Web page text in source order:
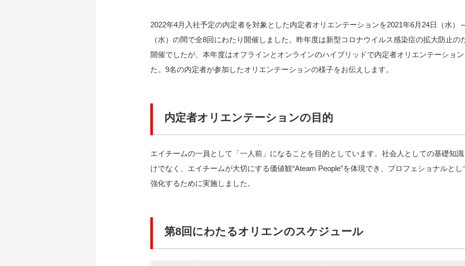
2022年4月入社予定の内定者を対象とした内定者オリエンテーションを2021年6月24日（水）
（水）の間で全8回にわたり開催しました。昨年度は新型コロナウイルス感染症の拡大防止の
開催でしたが、本年度はオフラインとオンラインのハイブリッドで内定者オリエンテーショ
た。9名の内定者が参加したオリエンテーションの様子をお伝えします。
内定者オリエンテーションの目的
エイチームの一員として「一人前」になることを目的としています。社会人としての基礎知
けでなく、エイチームが大切にする価値観“Ateam People”を体現でき、プロフェショナルと
強化するために実施しました。
第8回にわたるオリエンのスケジュール